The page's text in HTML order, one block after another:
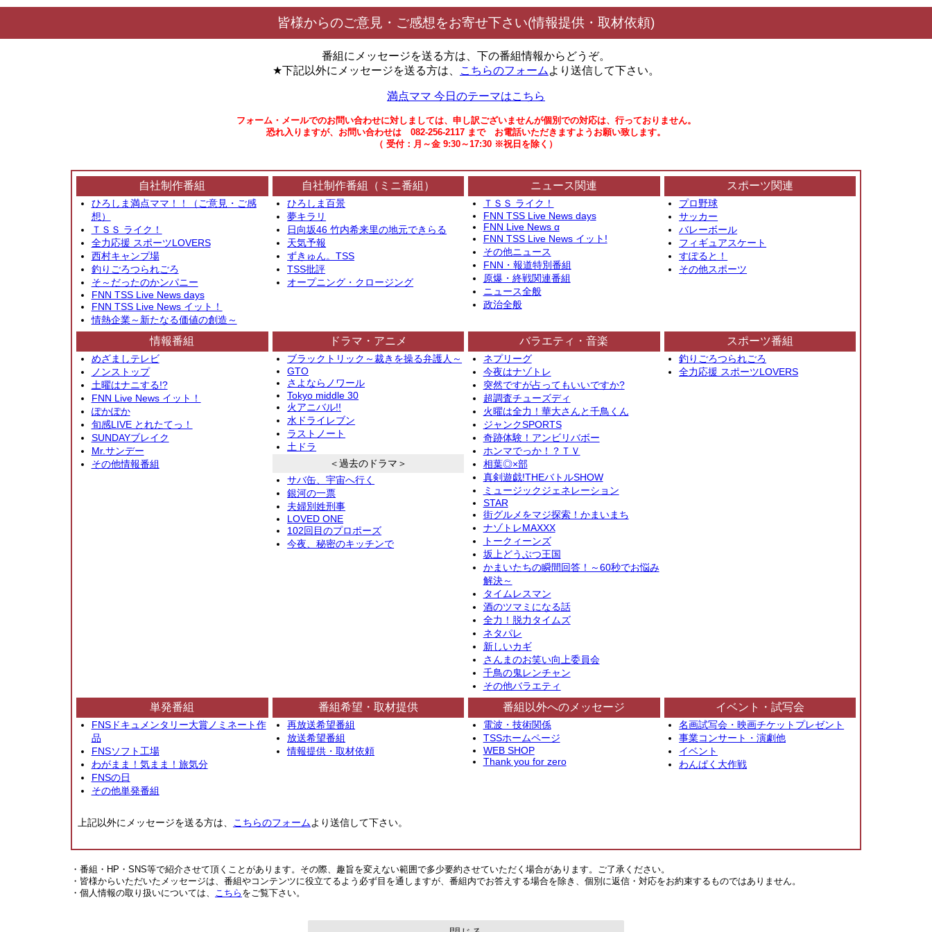
皆様からのご意見・ご感想をお寄せ下さい(情報提供・取材依頼)
番組にメッセージを送る方は、下の番組情報からどうぞ。
★下記以外にメッセージを送る方は、
こちらのフォーム より送信して下さい。
満点ママ 今日のテーマはこちら
フォーム・メールでのお問い合わせに対しましては、申し訳ございませんが個別での対応は、行っておりません。
恐れ入りますが、お問い合わせは 082-256-2117 まで お電話いただきますようお願い致します。
（ 受付：月～金 9:30～17:30 ※祝日を除く）
自社制作番組
ひろしま満点ママ！！（ご意見・ご感
想）
ＴＳＳ ライク！
全力応援 スポーツLOVERS
西村キャンプ場
釣りごろつられごろ
そ～だったのかンパニー
FNN TSS Live News days
FNN TSS Live News イット！
情熱企業～新たなる価値の創造～
自社制作番組（ミニ番組）
ひろしま百景
夢キラリ
日向坂46 竹内希来里の地元できらる
天気予報
ずきゅん。TSS
TSS批評
オープニング・クロージング
ニュース関連
ＴＳＳ ライク！
FNN TSS Live News days
FNN Live News α
FNN TSS Live News イット!
その他ニュース
FNN・報道特別番組
原爆・終戦関連番組
ニュース全般
政治全般
スポーツ関連
プロ野球
サッカー
バレーボール
フィギュアスケート
すぽると！
その他スポーツ
情報番組
めざましテレビ
ノンストップ
土曜はナニする!?
FNN Live News イット！
ぽかぽか
旬感LIVE とれたてっ！
SUNDAYブレイク
Mr.サンデー
その他情報番組
ドラマ・アニメ
ブラックトリック～裁きを操る弁護人～
GTO
さよならノワール
Tokyo middle 30
火アニバル!!
水ドライレブン
ラストノート
土ドラ
＜過去のドラマ＞
サバ缶、宇宙へ行く
銀河の一票
夫婦別姓刑事
LOVED ONE
102回目のプロポーズ
今夜、秘密のキッチンで
バラエティ・音楽
ネプリーグ
今夜はナゾトレ
突然ですが占ってもいいですか?
超調査チューズディ
火曜は全力！華大さんと千鳥くん
ジャンクSPORTS
奇跡体験！アンビリバボー
ホンマでっか！？ＴＶ
相葉◎×部
真剣遊戯!THEバトルSHOW
ミュージックジェネレーション
STAR
街グルメをマジ探索！かまいまち
ナゾトレMAXXX
トークィーンズ
坂上どうぶつ王国
かまいたちの瞬間回答！～60秒でお悩み
解決～
タイムレスマン
酒のツマミになる話
全力！脱力タイムズ
ネタパレ
新しいカギ
さんまのお笑い向上委員会
千鳥の鬼レンチャン
その他バラエティ
スポーツ番組
釣りごろつられごろ
全力応援 スポーツLOVERS
単発番組
FNSドキュメンタリー大賞ノミネート作
品
FNSソフト工場
わがまま！気まま！旅気分
FNSの日
その他単発番組
番組希望・取材提供
再放送希望番組
放送希望番組
情報提供・取材依頼
番組以外へのメッセージ
電波・技術関係
TSSホームページ
WEB SHOP
Thank you for zero
イベント・試写会
名画試写会・映画チケットプレゼント
事業コンサート・演劇他
イベント
わんぱく大作戦
上記以外にメッセージを送る方は、 こちらのフォームより送信して下さい。
・番組・HP・SNS等で紹介させて頂くことがあります。その際、趣旨を変えない範囲で多少要約させていただく場合があります。ご了承ください。
・皆様からいただいたメッセージは、番組やコンテンツに役立てるよう必ず目を通しますが、番組内でお答えする場合を除き、個別に返信・対応をお約束するものではありません。
・個人情報の取り扱いについては、
こちら をご覧下さい。